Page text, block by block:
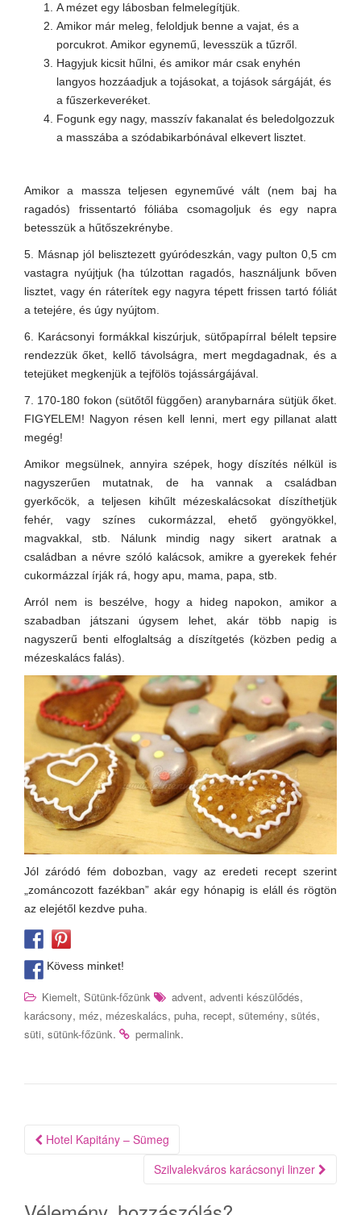
A mézet egy lábosban felmelegítjük.
Amikor már meleg, feloldjuk benne a vajat, és a
porcukrot. Amikor egynemű, levesszük a tűzről.
Hagyjuk kicsit hűlni, és amikor már csak enyhén
langyos hozzáadjuk a tojásokat, a tojások sárgáját, és
a fűszerkeveréket.
Fogunk egy nagy, masszív fakanalat és beledolgozzuk
a masszába a szódabikarbónával elkevert lisztet.
Amikor a massza teljesen egyneművé vált (nem baj ha
ragadós) frissentartó fóliába csomagoljuk és egy napra
betesszük a hűtőszekrénybe.
5. Másnap jól belisztezett gyúródeszkán, vagy pulton 0,5 cm
vastagra nyújtjuk (ha túlzottan ragadós, használjunk bőven
lisztet, vagy én ráterítek egy nagyra tépett frissen tartó fóliát
a tetejére, és úgy nyújtom.
6. Karácsonyi formákkal kiszúrjuk, sütőpapírral bélelt tepsire
rendezzük őket, kellő távolságra, mert megdagadnak, és a
tetejüket megkenjük a tejfölös tojássárgájával.
7. 170-180 fokon (sütőtől függően) aranybarnára sütjük őket.
FIGYELEM! Nagyon résen kell lenni, mert egy pillanat alatt
megég!
Amikor megsülnek, annyira szépek, hogy díszítés nélkül is
nagyszerűen mutatnak, de ha vannak a családban
gyerkőcök, a teljesen kihűlt mézeskalácsokat díszíthetjük
fehér, vagy színes cukormázzal, ehető gyöngyökkel,
magvakkal, stb. Nálunk mindig nagy sikert aratnak a
családban a névre szóló kalácsok, amikre a gyerekek fehér
cukormázzal írják rá, hogy apu, mama, papa, stb.
Arról nem is beszélve, hogy a hideg napokon, amikor a
szabadban játszani úgysem lehet, akár több napig is
nagyszerű benti elfoglaltság a díszítgetés (közben pedig a
mézeskalács falás).
Jól záródó fém dobozban, vagy az eredeti recept szerint
„zománcozott fazékban” akár egy hónapig is eláll és rögtön
az elejétől kezdve puha.
Kövess minket!
Kiemelt, Sütünk-főzünk advent, adventi készülődés,
karácsony, méz, mézeskalács, puha, recept, sütemény, sütés,
süti, sütünk-főzünk. permalink.
Bejegyzés
Hotel Kapitány – Sümeg
Szilvalekváros karácsonyi linzer